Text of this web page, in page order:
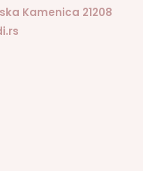
Kamenica 21208